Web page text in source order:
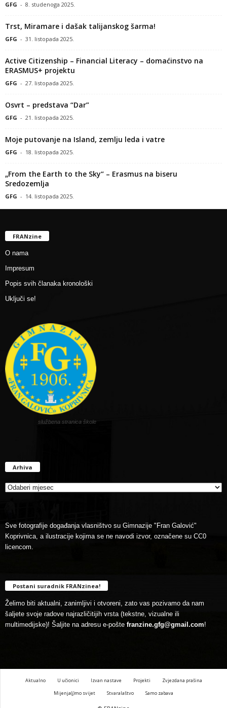
GFG - 8. studenoga 2025.
Trst, Miramare i dašak talijanskog šarma!
GFG - 31. listopada 2025.
Active Citizenship – Financial Literacy – domaćinstvo na
ERASMUS+ projektu
GFG - 27. listopada 2025.
Osvrt – predstava “Dar”
GFG - 21. listopada 2025.
Moje putovanje na Island, zemlju leda i vatre
GFG - 18. listopada 2025.
„From the Earth to the Sky“ – Erasmus na biseru
Sredozemlja
GFG - 14. listopada 2025.
FRANzine
O nama
Impresum
Popis svih članaka kronološki
Uključi se!
službena stranica škole
Arhiva
Sve fotografije događanja vlasništvo su Gimnazije "Fran Galović"
Koprivnica, a ilustracije kojima se ne navodi izvor, označene su CC0
licencom.
Postani suradnik FRANzinea!
Želimo biti aktualni, zanimljivi i otvoreni, zato vas pozivamo da nam
šaljete svoje radove najrazličitijih vrsta (tekstne, vizualne ili
multimedijske)! Šaljite na adresu e-pošte franzine.gfg@gmail.com!
Aktualno U učionici Izvan nastave Projekti
Zvjezdana prašina
Mijenja(j)mo svijet
Stvaralaštvo Samo zabava